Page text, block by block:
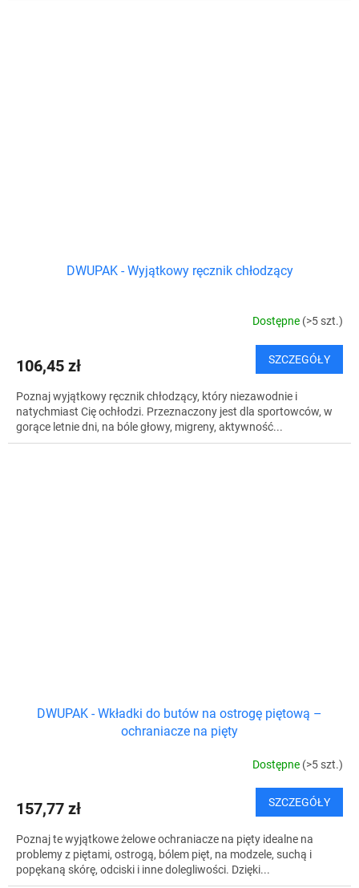
DWUPAK - Wyjątkowy ręcznik chłodzący
Dostępne (>5 szt.)
106,45 zł SZCZEGÓŁY
Poznaj wyjątkowy ręcznik chłodzący, który niezawodnie i
natychmiast Cię ochłodzi. Przeznaczony jest dla sportowców, w
gorące letnie dni, na bóle głowy, migreny, aktywność...
DWUPAK - Wkładki do butów na ostrogę piętową –
ochraniacze na pięty
Dostępne (>5 szt.)
157,77 zł SZCZEGÓŁY
Poznaj te wyjątkowe żelowe ochraniacze na pięty idealne na
problemy z piętami, ostrogą, bólem pięt, na modzele, suchą i
popękaną skórę, odciski i inne dolegliwości. Dzięki...